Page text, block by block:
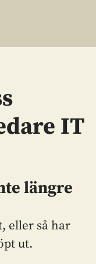
IT
längre
eller så har
ut.